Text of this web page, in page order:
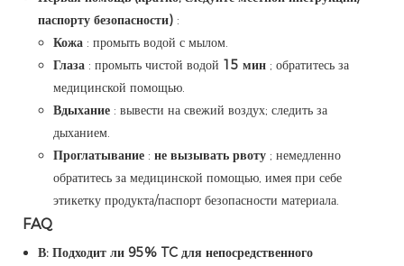
паспорту безопасности) :
Кожа : промыть водой с мылом.
Глаза : промыть чистой водой 15 мин ; обратитесь за
медицинской помощью.
Вдыхание : вывести на свежий воздух; следить за
дыханием.
Проглатывание : не вызывать рвоту ; немедленно
обратитесь за медицинской помощью, имея при себе
этикетку продукта/паспорт безопасности материала.
FAQ
В: Подходит ли 95% TC для непосредственного